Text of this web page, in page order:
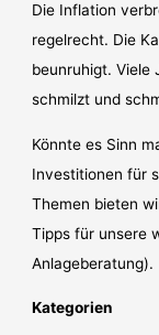
Die Inflation
regelrecht. Die
beunruhigt. Viele
schmilzt und
Könnte es Sinn
Investitionen für
Themen bieten
Tipps für unsere
Anlageberatung).
Kategorien